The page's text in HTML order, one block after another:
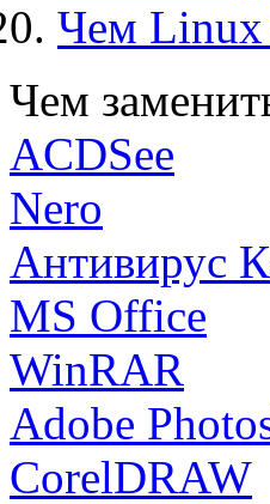
Чем Linux
Чем
ACDSee
Nero
Антивирус
MS Office
WinRAR
Adobe
CorelDRAW